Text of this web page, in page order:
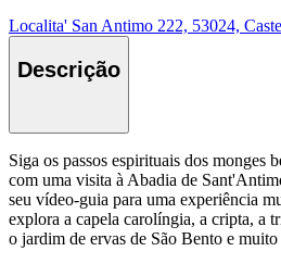
Localita' San Antimo 222, 53024,
Descrição
Siga os passos espirituais dos monges
com uma visita à Abadia de
seu vídeo-guia para uma experiência
explora a capela carolíngia, a cripta, a
o jardim de ervas de São Bento e muito